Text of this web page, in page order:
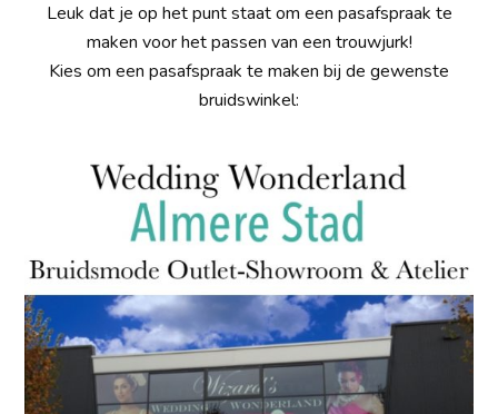
Leuk dat je op het punt staat om een pasafspraak te
maken voor het passen van een trouwjurk!
Kies om een pasafspraak te maken bij de gewenste
bruidswinkel: